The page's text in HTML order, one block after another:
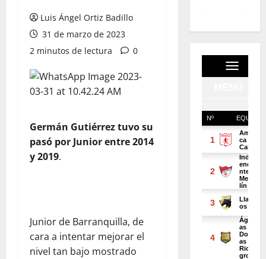
Luis Ángel Ortiz Badillo
31 de marzo de 2023
2 minutos de lectura
0
Germán Gutiérrez tuvo su
pasó por Junior entre 2014
y 2019.
Junior de Barranquilla, de
cara a intentar mejorar el
nivel tan bajo mostrado